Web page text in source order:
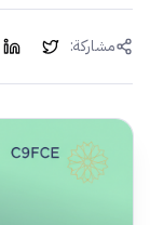
مشاركة: